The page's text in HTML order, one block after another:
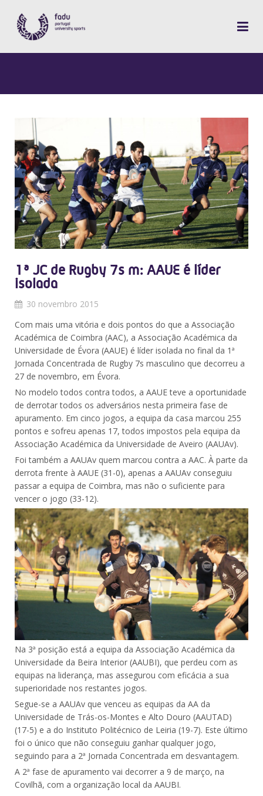
1ª JC de Rugby 7s m: AAUE é líder
isolada
30 novembro 2015
Com mais uma vitória e dois pontos do que a Associação
Académica de Coimbra (AAC), a Associação Académica da
Universidade de Évora (AAUE) é líder isolada no final da 1ª
Jornada Concentrada de Rugby 7s masculino que decorreu a
27 de novembro, em Évora.
No modelo todos contra todos, a AAUE teve a oportunidade
de derrotar todos os adversários nesta primeira fase de
apuramento. Em cinco jogos, a equipa da casa marcou 255
pontos e sofreu apenas 17, todos impostos pela equipa da
Associação Académica da Universidade de Aveiro (AAUAv).
Foi também a AAUAv quem marcou contra a AAC. À parte da
derrota frente à AAUE (31-0), apenas a AAUAv conseguiu
passar a equipa de Coimbra, mas não o suficiente para
vencer o jogo (33-12).
Na 3ª posição está a equipa da Associação Académica da
Universidade da Beira Interior (AAUBI), que perdeu com as
equipas na liderança, mas assegurou com eficácia a sua
superioridade nos restantes jogos.
Segue-se a AAUAv que venceu as equipas da AA da
Universidade de Trás-os-Montes e Alto Douro (AAUTAD)
(17-5) e a do Instituto Politécnico de Leiria (19-7). Este último
foi o único que não conseguiu ganhar qualquer jogo,
seguindo para a 2ª Jornada Concentrada em desvantagem.
A 2ª fase de apuramento vai decorrer a 9 de março, na
Covilhã, com a organização local da AAUBI.